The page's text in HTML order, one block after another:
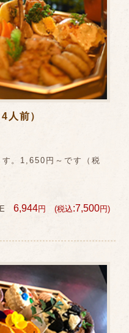
人前）
。1,650円～です（税
6,944円 (税込:7,500円)